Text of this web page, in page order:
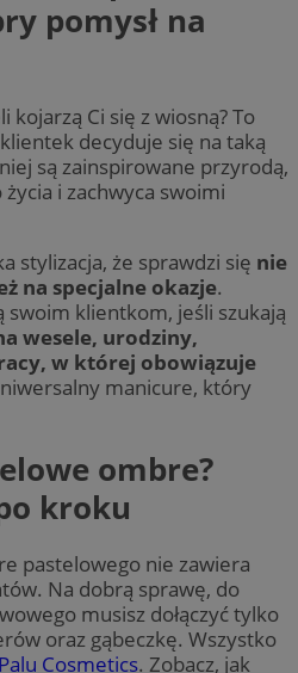
pomysł na
Ci się z wiosną? To
decyduje się na taką
są zainspirowane przyrodą,
i zachwyca swoimi
stylizacja, że sprawdzi się nie
na specjalne okazje.
swoim klientkom, jeśli szukają
wesele, urodziny,
w której obowiązuje
manicure, który
ombre?
kroku
pastelowego nie zawiera
Na dobrą sprawę, do
musisz dołączyć tylko
oraz gąbeczkę. Wszystko
Palu Cosmetics. Zobacz, jak